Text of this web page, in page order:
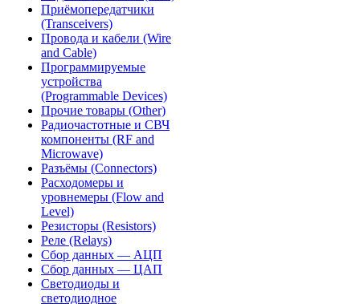
Приёмопередатчики
(Transceivers)
Провода и кабели (Wire
and Cable)
Программируемые
устройства
(Programmable Devices)
Прочие товары (Other)
Радиочастотные и СВЧ
компоненты (RF and
Microwave)
Разъёмы (Connectors)
Расходомеры и
уровнемеры (Flow and
Level)
Резисторы (Resistors)
Реле (Relays)
Сбор данных — АЦП
Сбор данных — ЦАП
Светодиоды и
светодиодное